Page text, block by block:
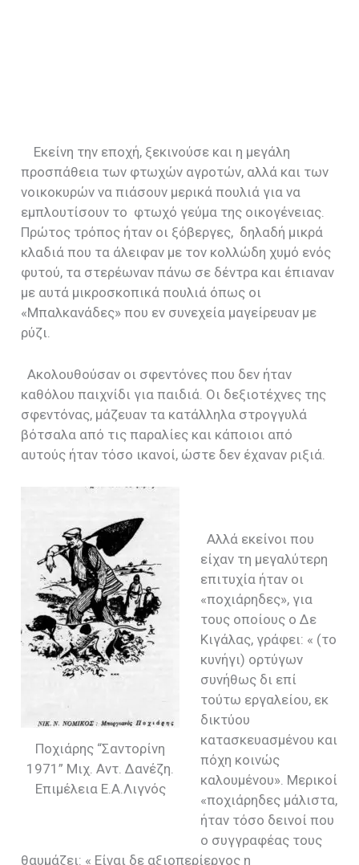
Εκείνη την εποχή, ξεκινούσε και η μεγάλη
προσπάθεια των φτωχών αγροτών, αλλά και των
νοικοκυρών να πιάσουν μερικά πουλιά για να
εμπλουτίσουν το φτωχό γεύμα της οικογένειας.
Πρώτος τρόπος ήταν οι ξόβεργες, δηλαδή μικρά
κλαδιά που τα άλειφαν με τον κολλώδη χυμό ενός
φυτού, τα στερέωναν πάνω σε δέντρα και έπιαναν
με αυτά μικροσκοπικά πουλιά όπως οι
«Μπαλκανάδες» που εν συνεχεία μαγείρευαν με
ρύζι.
Ακολουθούσαν οι σφεντόνες που δεν ήταν
καθόλου παιχνίδι για παιδιά. Οι δεξιοτέχνες της
σφεντόνας, μάζευαν τα κατάλληλα στρογγυλά
βότσαλα από τις παραλίες και κάποιοι από
αυτούς ήταν τόσο ικανοί, ώστε δεν έχαναν ριξιά.
Ποχιάρης “Σαντορίνη
1971” Μιχ. Αντ. Δανέζη.
Επιμέλεια Ε.Α.Λιγνός
Αλλά εκείνοι που
είχαν τη μεγαλύτερη
επιτυχία ήταν οι
«ποχιάρηδες», για
τους οποίους ο Δε
Κιγάλας, γράφει: « (το
κυνήγι) ορτύγων
συνήθως δι επί
τούτω εργαλείου, εκ
δικτύου
κατασκευασμένου και
πόχη κοινώς
καλουμένου». Μερικοί
«ποχιάρηδες μάλιστα,
ήταν τόσο δεινοί που
ο συγγραφέας τους
θαυμάζει: « Είναι δε αξιοπερίεργος η